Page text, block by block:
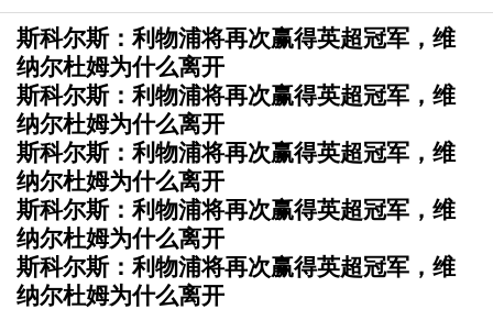
斯科尔斯：利物浦将再次赢得英超冠军，维
纳尔杜姆为什么离开
斯科尔斯：利物浦将再次赢得英超冠军，维
纳尔杜姆为什么离开
斯科尔斯：利物浦将再次赢得英超冠军，维
纳尔杜姆为什么离开
斯科尔斯：利物浦将再次赢得英超冠军，维
纳尔杜姆为什么离开
斯科尔斯：利物浦将再次赢得英超冠军，维
纳尔杜姆为什么离开